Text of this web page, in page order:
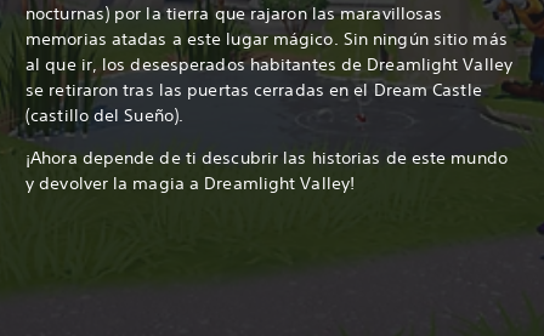
nocturnas) por la tierra que rajaron las maravillosas
memorias atadas a este lugar mágico. Sin ningún sitio más
al que ir, los desesperados habitantes de Dreamlight Valley
se retiraron tras las puertas cerradas en el Dream Castle
(castillo del Sueño).
¡Ahora depende de ti descubrir las historias de este mundo
y devolver la magia a Dreamlight Valley!